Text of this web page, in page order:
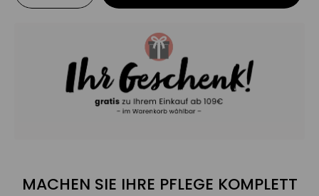
MACHEN SIE IHRE PFLEGE KOMPLETT